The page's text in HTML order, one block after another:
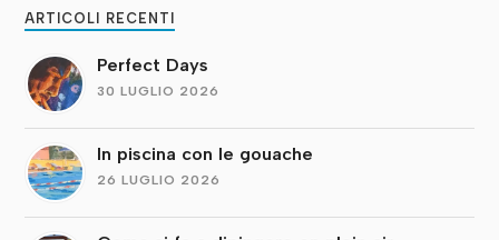
ARTICOLI RECENTI
Perfect Days
30 LUGLIO 2026
In piscina con le gouache
26 LUGLIO 2026